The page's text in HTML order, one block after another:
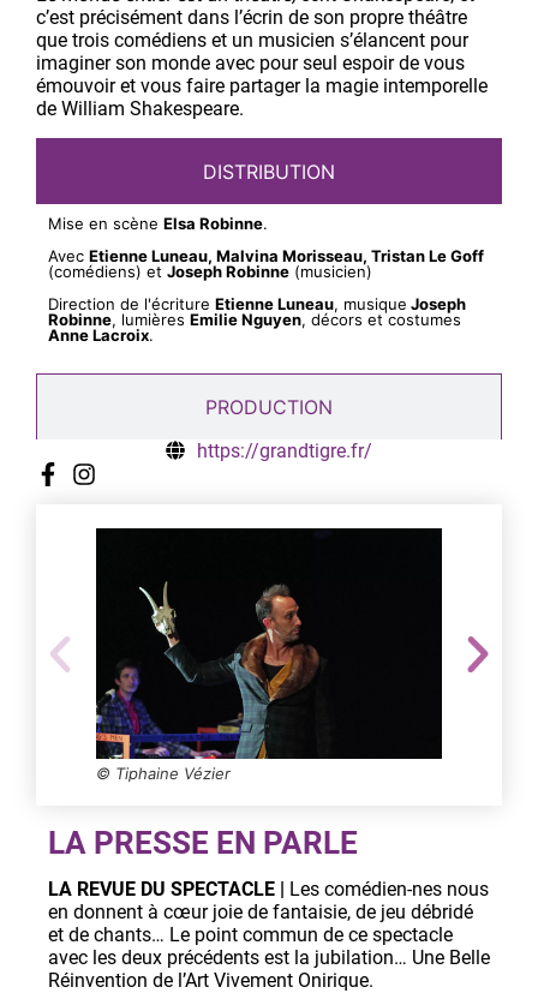
c’est précisément dans l’écrin de son propre théâtre
que trois comédiens et un musicien s’élancent pour
imaginer son monde avec pour seul espoir de vous
émouvoir et vous faire partager la magie intemporelle
de William Shakespeare.
DISTRIBUTION
PRODUCTION
Mise en scène Elsa Robinne.
Avec Etienne Luneau, Malvina Morisseau, Tristan Le Goff
(comédiens) et Joseph Robinne (musicien)
Direction de l'écriture Etienne Luneau, musique Joseph
Robinne, lumières Emilie Nguyen, décors et costumes
Anne Lacroix.
https://grandtigre.fr/
© Tiphaine Vézier
LA PRESSE EN PARLE
LA REVUE DU SPECTACLE | Les comédien-nes nous
en donnent à cœur joie de fantaisie, de jeu débridé
et de chants… Le point commun de ce spectacle
avec les deux précédents est la jubilation… Une Belle
Réinvention de l’Art Vivement Onirique.